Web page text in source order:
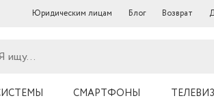
Юридическим лицам Блог Возврат
СМАРТФОНЫ